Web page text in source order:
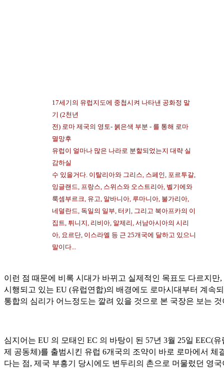
17세기의 유럽지도에 중첩시켜 나타낸 공화정 말
기 (2천년
전) 로마 제국의 영토- 붉은색 부분 - 를 통해 로마
멸망후
유럽이 얼마나 많은 나라로 분할되었는지 대략 실
감하실
수 있을거다. 이탈리아와 그리스, 스페인, 포르투갈,
잉글랜드, 프랑스, 스위스와 오스트리아, 벨기에와
룩셈부르크, 유고, 알바니아, 루마니아, 불가리아,
네덜란드, 독일의 일부, 터키, 그리고 북아프카의 이
집트, 튀니지, 리비아, 알제리, 서남아시아의 시리
아, 요르단, 이스라엘 등 근 25개국에 달하고 있으니
말이다...
이런 점 때문에 비록 시대가 바뀌고 실제적인 목표도 다르지만,
시행되고 있는 EU (유럽연합)의 배경에도 로마시대부터 계속
통합의 심리가 어느정도는 깔려 있을 것으로 본 국장은 보는 것
심지어는 EU 의 모태인 EC 의 바탕이 된 57년 3월 25일 EEC(유
제 공동체)를 출범시킨 유럽 6개국의 조약이 바로 로마에서 체
다는 점, 제국 부흥기 당시에도 변두리의 촌으로 머물렀던 영국